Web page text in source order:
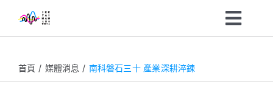
content
首頁 媒體消息 南科磐石三十 產業深耕淬鍊